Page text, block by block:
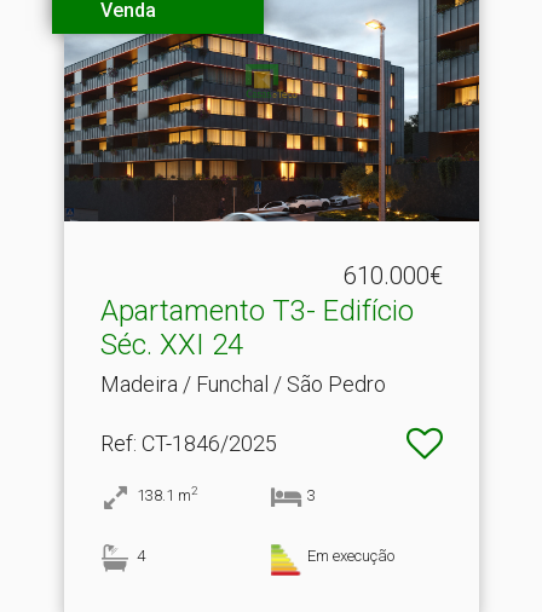
Venda
610.000€
Apartamento T3- Edifício
Séc.​ XXI 24
Madeira / Funchal / São Pedro
Ref: CT-1846/2025
138.1 m2 3
4 Em execução